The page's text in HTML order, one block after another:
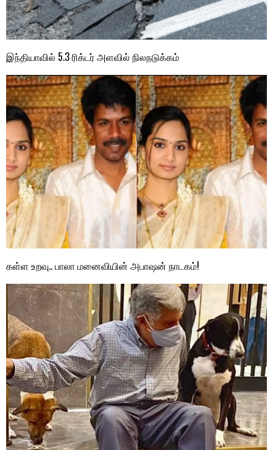
இந்தியாவில் 5.3 ரிக்டர் அளவில் நிலநடுக்கம்
கள்ள உறவு.. பாலா மனைவியின் அபாஷன் நாடகம்!